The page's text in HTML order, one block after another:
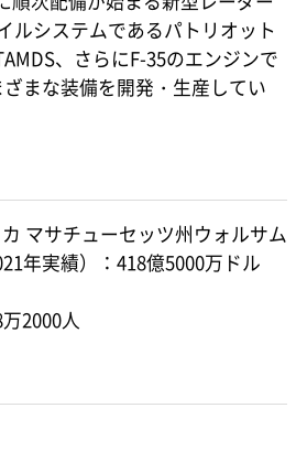
ルシステムであるパトリオット
、さらにF-35のエンジンで
まな装備を開発・生産してい
マサチューセッツ州ウォルサム
年実績）：418億5000万ドル
2000人